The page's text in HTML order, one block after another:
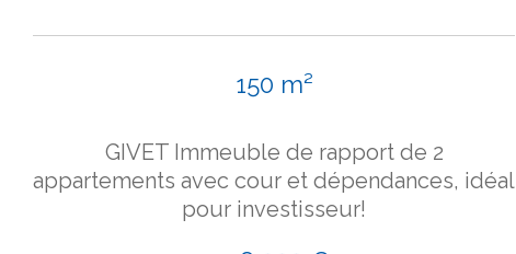
150 m²
GIVET Immeuble de rapport de 2
appartements avec cour et dépendances, idéal
pour investisseur!